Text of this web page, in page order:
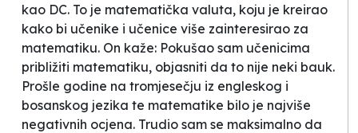
kao DC. To je matematička valuta, koju je kreirao
kako bi učenike i učenice više zainteresirao za
matematiku. On kaže: Pokušao sam učenicima
približiti matematiku, objasniti da to nije neki bauk.
Prošle godine na tromjesečju iz engleskog i
bosanskog jezika te matematike bilo je najviše
negativnih ocjena. Trudio sam se maksimalno da